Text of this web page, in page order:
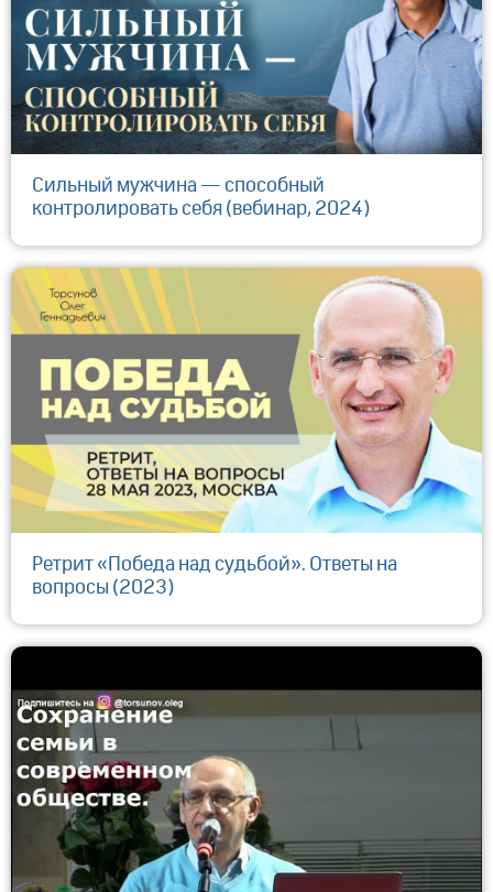
Сильный мужчина — способный
контролировать себя (вебинар, 2024)
Ретрит «Победа над судьбой». Ответы на
вопросы (2023)